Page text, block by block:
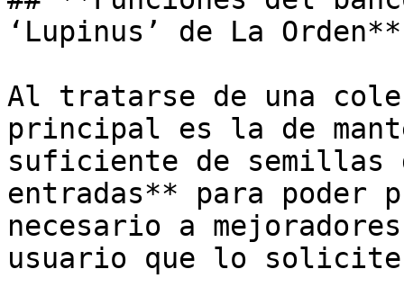
‘Lupinus’ de La
Al tratarse de una
principal es la de
suficiente de semillas
entradas** para poder
necesario a
usuario que lo